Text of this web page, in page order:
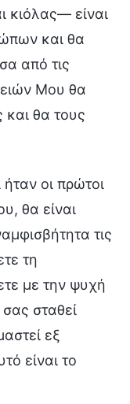
κιόλας— είναι
και θα
από τις
Μου θα
θα τους
ήταν οι πρώτοι
θα είναι
τις
τη
με την ψυχή
σταθεί
εξ
είναι το